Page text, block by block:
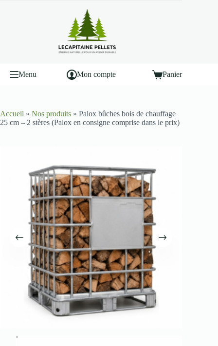
Menu Mon compte Panier
Accueil » Nos produits » Palox bûches bois de chauffage
25 cm – 2 stères (Palox en consigne comprise dans le prix)